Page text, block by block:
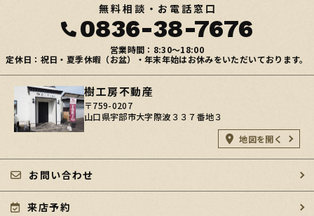
無料相談・お電話窓口
0836-38-7676
営業時間：8:30〜18:00
定休日：祝日・夏季休暇（お盆）・年末年始はお休みをいただいております。
樹工房不動産
〒759-0207
山口県宇部市大字際波３３７番地３
地図を開く
お問い合わせ
来店予約